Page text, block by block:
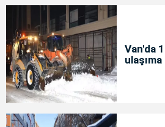
Van'da
ulaşıma